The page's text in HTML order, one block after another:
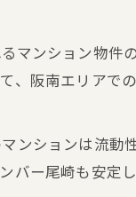
マンション物件
、阪南エリアで
ンションは流動
ー尾崎も安定し